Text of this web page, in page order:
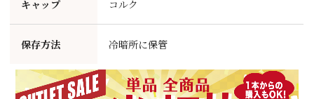
キャップ コルク
保存方法 冷暗所に保管